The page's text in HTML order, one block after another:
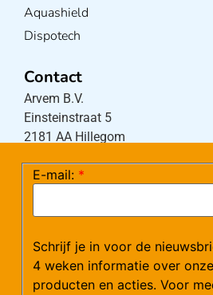
Aquashield
Dispotech
Contact
Arvem B.V.
Einsteinstraat 5
2181 AA Hillegom
(maandag – donderdag 08:30-
Mail:klantenservice@arvem.nl
E-mail: *
Schrijf je in voor de
4 weken informatie over
producten en acties. Voor